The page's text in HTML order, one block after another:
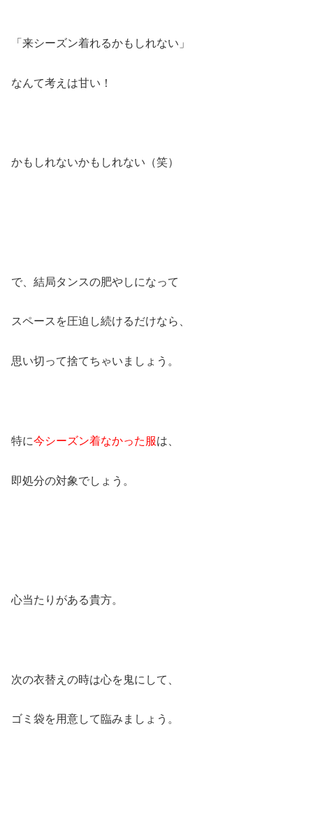
「来シーズン着れるかもしれない」
なんて考えは甘い！
かもしれないかもしれない（笑）
で、結局タンスの肥やしになって
スペースを圧迫し続けるだけなら、
思い切って捨てちゃいましょう。
特に今シーズン着なかった服は、
即処分の対象でしょう。
心当たりがある貴方。
次の衣替えの時は心を鬼にして、
ゴミ袋を用意して臨みましょう。